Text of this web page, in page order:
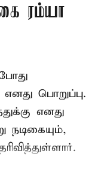
ரம்யா
பொறுப்பு.
எனது
நடிகையும்,